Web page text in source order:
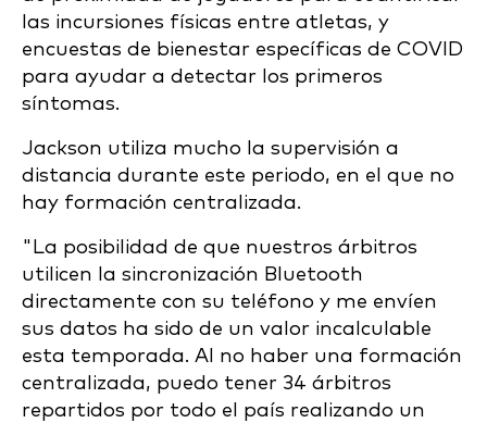
las incursiones físicas entre atletas, y
encuestas de bienestar específicas de COVID
para ayudar a detectar los primeros
síntomas.
Jackson utiliza mucho la supervisión a
distancia durante este periodo, en el que no
hay formación centralizada.
"La posibilidad de que nuestros árbitros
utilicen la sincronización Bluetooth
directamente con su teléfono y me envíen
sus datos ha sido de un valor incalculable
esta temporada. Al no haber una formación
centralizada, puedo tener 34 árbitros
repartidos por todo el país realizando un